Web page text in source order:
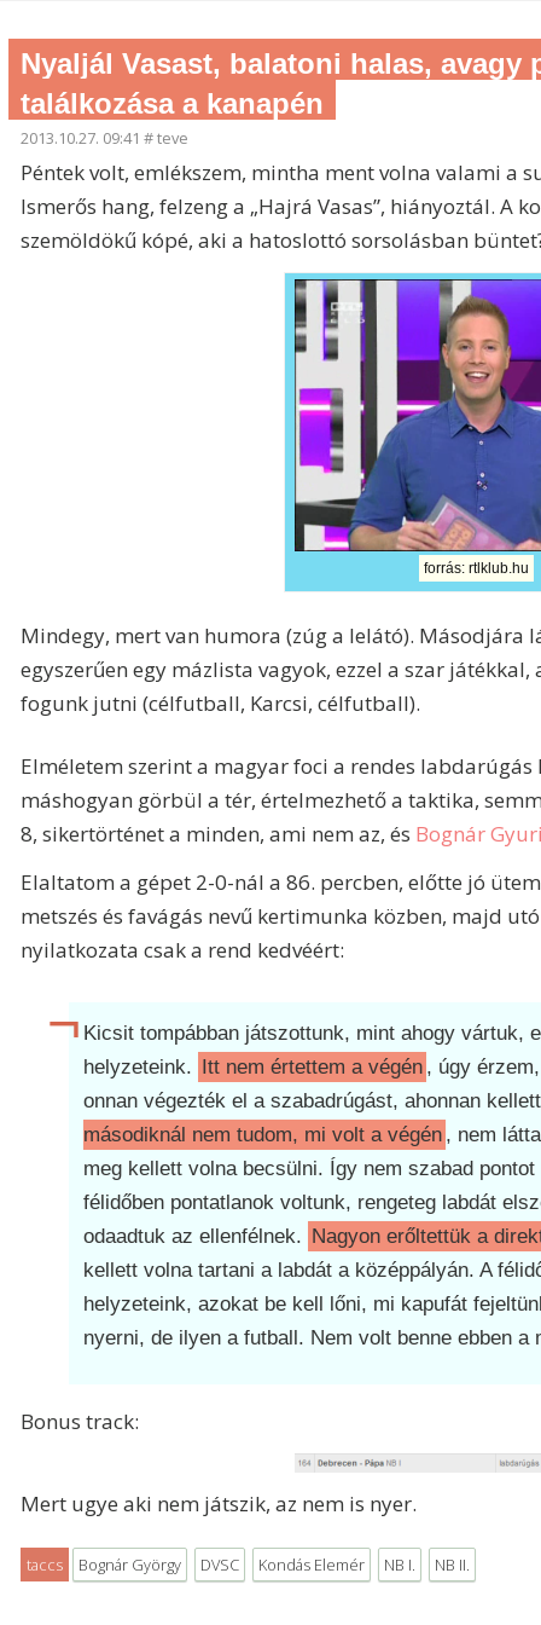
Nyaljál Vasast, balatoni halas, avagy
találkozása a kanapén
2013.10.27. 09:41 #teve
Péntek volt, emlékszem, mintha ment volna valami
Ismerős hang, felzeng a „Hajrá Vasas”, hiányoztál. A
szemöldökű kópé, aki a hatoslottó sorsolásban
forrás: rtlklub.hu
Mindegy, mert van humora (zúg a lelátó). Másodjára
egyszerűen egy mázlista vagyok, ezzel a szar
fogunk jutni (célfutball, Karcsi, célfutball).
Elméletem szerint a magyar foci a rendes
máshogyan görbül a tér, értelmezhető a taktika,
8, sikertörténet a minden, ami nem az, és Bognár
Elaltatom a gépet 2-0-nál a 86. percben, előtte jó
metszés és favágás nevű kertimunka közben, majd
nyilatkozata csak a rend kedvéért:
Kicsit tompábban játszottunk, mint ahogy vártuk,
helyzeteink.
Itt nem értettem a végén , úgy
onnan végezték el a szabadrúgást, ahonnan
másodiknál nem tudom, mi volt a végén , nem
meg kellett volna becsülni. Így nem szabad
félidőben pontatlanok voltunk, rengeteg labdát
odaadtuk az ellenfélnek. Nagyon erőltettük a
kellett volna tartani a labdát a középpályán. A
helyzeteink, azokat be kell lőni, mi kapufát
nyerni, de ilyen a futball. Nem volt benne ebben
Bonus track:
Mert ugye aki nem játszik, az nem is nyer.
taccs Bognár György DVSC Kondás Elemér NB I. NB II.